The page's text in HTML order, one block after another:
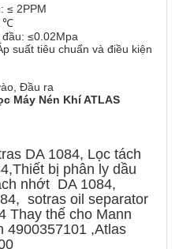
≤ 2PPM
℃
≤0.02Mpa
suất tiêu chuẩn và điều kiện
Đầu ra
Máy Nén Khí ATLAS
DA 1084, Lọc tách
bị phân ly dầu
nhớt DA 1084,
sotras oil separator
Thay thế cho Mann
4900357101 ,Atlas